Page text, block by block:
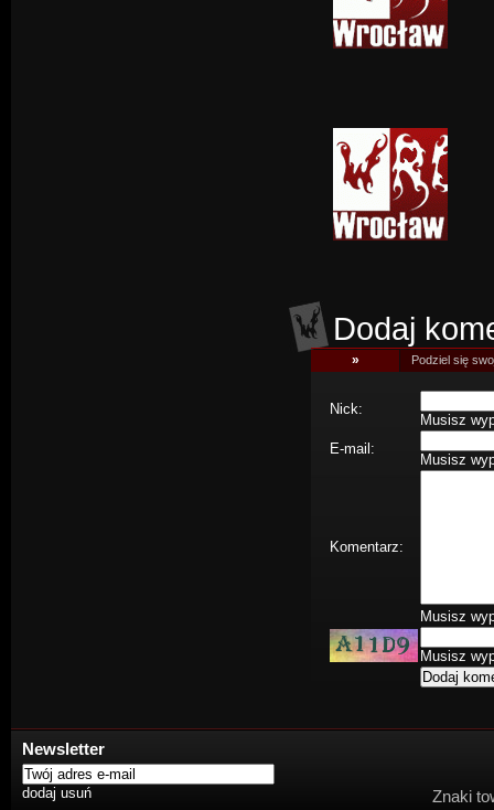
Dodaj
» Podziel się
Nick:
Musisz
E-mail:
Musisz
Komentarz:
Musisz
Musisz
Newsletter
Znaki